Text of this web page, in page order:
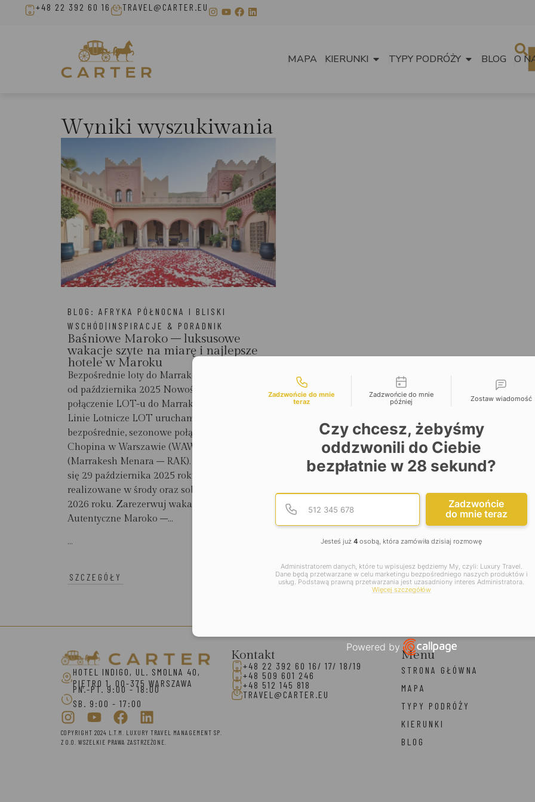
+48 22 392 60 16 TRAVEL@CARTER.EU
MAPA KIERUNKI TYPY PODRÓŻY BLOG O
Wyniki wyszukiwania
BLOG: AFRYKA PÓŁNOCNA I BLISKI
WSCHÓD|INSPIRACJE & PORADNIK
Baśniowe Maroko – luksusowe
wakacje szyte na miarę i najlepsze
hotele w Maroku
Bezpośrednie loty do Marrakeszu z Polski
od października 2025 Nowość! Bezpośrednie
połączenie LOT-u do Marrakeszu Polskie
Linie Lotnicze LOT uruchamiają
bezpośrednie, sezonowe połączenie z Lotniska
Chopina w Warszawie (WAW) do Marrakeszu
(Marrakesh Menara – RAK). Rejsy rozpoczną
się 29 października 2025 roku i będą
realizowane w środy oraz soboty do 28 marca
2026 roku. Zarezerwuj wakacje już dziś
Autentyczne Maroko –...
...
SZCZEGÓŁY
HOTEL INDIGO, UL. SMOLNA 40,
PIĘTRO 1, 00-375 WARSZAWA
PN.-PT. 9:00 - 18:00
SB. 9:00 - 17:00
COPYRIGHT 2024 L.T.M. LUXURY TRAVEL MANAGEMENT SP.
Z O.O. WSZELKIE PRAWA ZASTRZEŻONE.
Kontakt
+48 22 392 60 16/ 17/ 18/19
+48 509 601 246
+48 512 145 818
TRAVEL@CARTER.EU
Menu
STRONA GŁÓWNA
MAPA
TYPY PODRÓŻY
KIERUNKI
BLOG
Możliwości kontaktu
Zadzwońcie do mnie
teraz
Zadzwońcie do mnie
później
Zostaw wiadomość
Czy chcesz, żebyśmy
oddzwonili do Ciebie
bezpłatnie w 28 sekund?
Numer telefonu
Podaj poprawny numer
Zadzwońcie
do mnie teraz
Jesteś już 4 osobą, która zamówiła dzisiaj rozmowę
Administratorem danych, które tu wpisujesz będziemy My, czyli: Luxury Travel.
Dane będą przetwarzane w celu marketingu bezpośredniego naszych produktów i
usług. Podstawą prawną przetwarzania jest uzasadniony interes Administratora.
Więcej szczegółów
Powered by
Open link in new window